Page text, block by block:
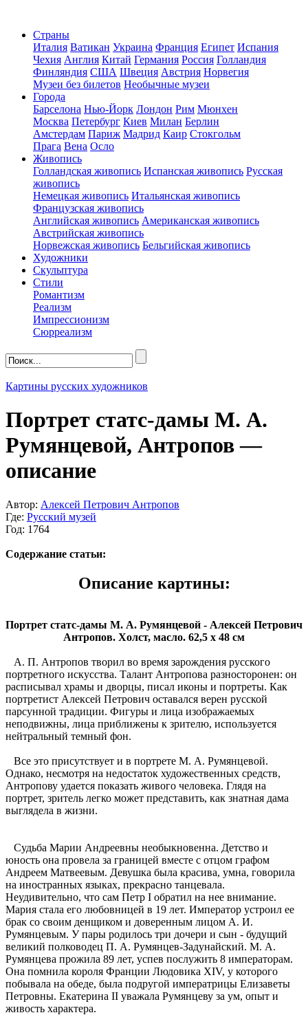
Страны
Италия Ватикан Украина Франция Египет Испания
Чехия Англия Китай Германия Россия Голландия
Финляндия США Швеция Австрия Норвегия
Музеи без билетов Необычные музеи
Города
Барселона Нью-Йорк Лондон Рим Мюнхен
Москва Петербург Киев Милан Берлин
Амстердам Париж Мадрид Каир Стокгольм
Прага Вена Осло
Живопись
Голландская живопись Испанская живопись Русская
живопись
Немецкая живопись Итальянская живопись
Французская живопись
Английская живопись Американская живопись
Австрийская живопись
Норвежская живопись Бельгийская живопись
Художники
Скульптура
Стили
Романтизм
Реализм
Импрессионизм
Сюрреализм
Картины русских художников
Портрет статс-дамы М. А.
Румянцевой, Антропов —
описание
Автор: Алексей Петрович Антропов
Где: Русский музей
Год: 1764
Содержание статьи:
Описание картины:
Портрет статс-дамы М. А. Румянцевой - Алексей Петрович
Антропов. Холст, масло. 62,5 x 48 см
А. П. Антропов творил во время зарождения русского
портретного искусства. Талант Антропова разносторонен: он
расписывал храмы и дворцы, писал иконы и портреты. Как
портретист Алексей Петрович оставался верен русской
парсунной традиции. Фигуры и лица изображаемых
неподвижны, лица приближены к зрителю, используется
нейтральный темный фон.
Все это присутствует и в портрете М. А. Румянцевой.
Однако, несмотря на недостаток художественных средств,
Антропову удается показать живого человека. Глядя на
портрет, зритель легко может представить, как знатная дама
выглядела в жизни.
Судьба Марии Андреевны необыкновенна. Детство и
юность она провела за границей вместе с отцом графом
Андреем Матвеевым. Девушка была красива, умна, говорила
на иностранных языках, прекрасно танцевала.
Неудивительно, что сам Петр I обратил на нее внимание.
Мария стала его любовницей в 19 лет. Император устроил ее
брак со своим денщиком и доверенным лицом А. И.
Румянцевым. У пары родилось три дочери и сын - будущий
великий полководец П. А. Румянцев-Задунайский. М. А.
Румянцева прожила 89 лет, успев послужить 8 императорам.
Она помнила короля Франции Людовика XIV, у которого
побывала на обеде, была подругой императрицы Елизаветы
Петровны. Екатерина II уважала Румянцеву за ум, опыт и
живость характера.